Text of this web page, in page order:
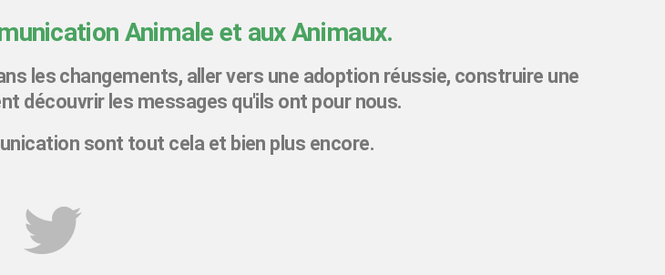
Animale et aux Animaux.
les changements, aller vers une adoption réussie, construire une
découvrir les messages qu'ils ont pour nous.
sont tout cela et bien plus encore.